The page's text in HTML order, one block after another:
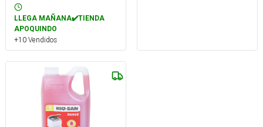
LLEGA MAÑANA✔️TIENDA
APOQUINDO
+10 Vendidos